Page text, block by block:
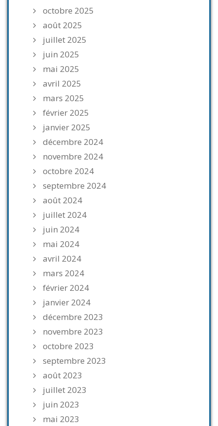
octobre 2025
août 2025
juillet 2025
juin 2025
mai 2025
avril 2025
mars 2025
février 2025
janvier 2025
décembre 2024
novembre 2024
octobre 2024
septembre 2024
août 2024
juillet 2024
juin 2024
mai 2024
avril 2024
mars 2024
février 2024
janvier 2024
décembre 2023
novembre 2023
octobre 2023
septembre 2023
août 2023
juillet 2023
juin 2023
mai 2023